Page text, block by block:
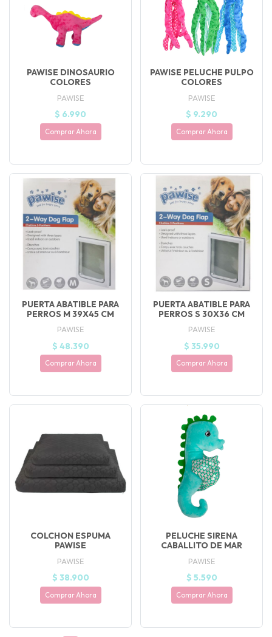
PAWISE DINOSAURIO
COLORES
PAWISE
$ 6.990
Comprar Ahora
PAWISE PELUCHE PULPO
COLORES
PAWISE
$ 9.290
Comprar Ahora
PUERTA ABATIBLE PARA
PERROS M 39X45 CM
PAWISE
$ 48.390
Comprar Ahora
PUERTA ABATIBLE PARA
PERROS S 30X36 CM
PAWISE
$ 35.990
Comprar Ahora
COLCHON ESPUMA
PAWISE
PAWISE
$ 38.900
Comprar Ahora
PELUCHE SIRENA
CABALLITO DE MAR
PAWISE
$ 5.590
Comprar Ahora